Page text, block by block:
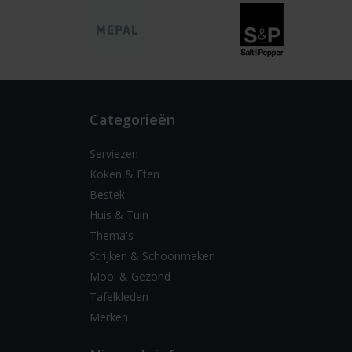
Categorieën
Serviezen
Koken & Eten
Bestek
Huis & Tuin
Thema's
Strijken & Schoonmaken
Mooi & Gezond
Tafelkleden
Merken